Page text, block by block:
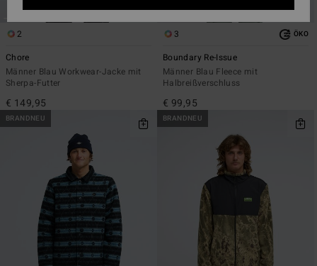
2
Chore
Männer Blau Workwear-Jacke mit
Sherpa-Futter
€ 149,95
3 ÖKO
Boundary Re-Issue
Männer Blau Fleece mit
Halbreißverschluss
€ 99,95
BRANDNEU BRANDNEU